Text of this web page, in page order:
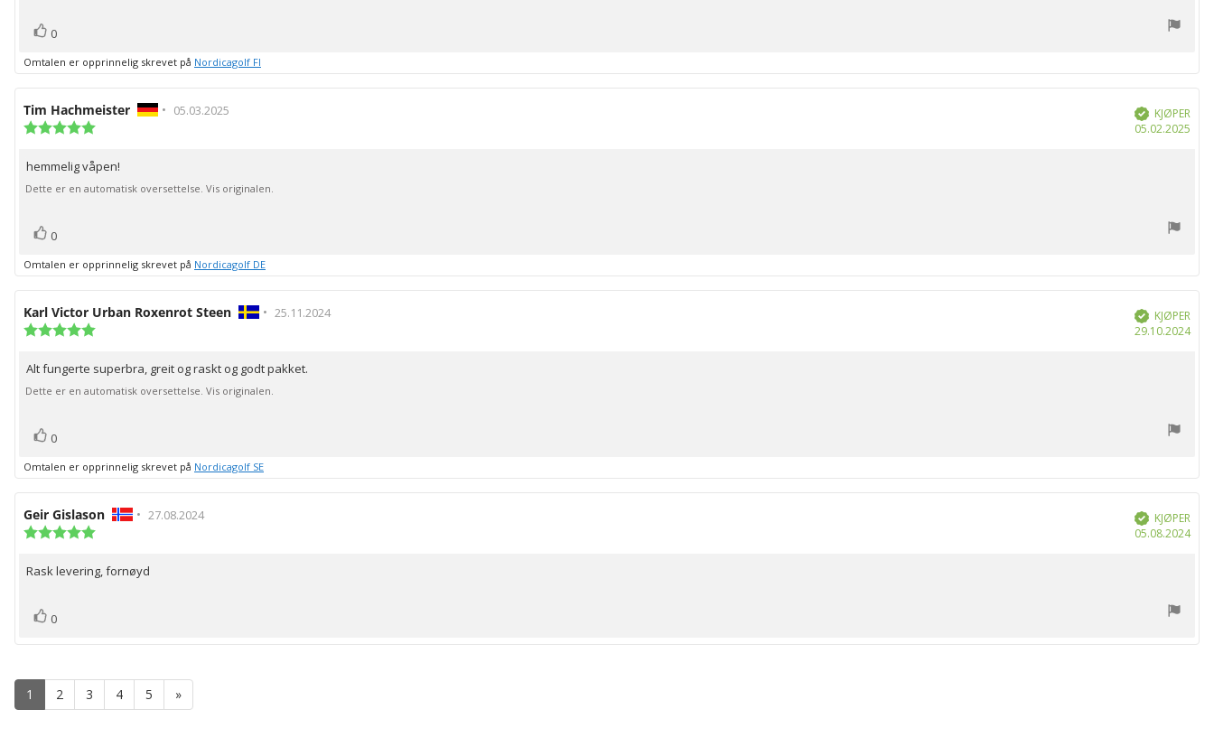
Liker
0
Omtalen er opprinnelig skrevet på Nordicagolf FI
Forfatter:
Tim Hachmeister • Omtaledato:
05.03.2025
5
mulige
Verifisert
KJØPER
05.02.2025
Omtaletekst:
hemmelig våpen!
Dette er en automatisk oversettelse. Vis originalen.
Liker
0
Omtalen er opprinnelig skrevet på Nordicagolf DE
Forfatter:
Karl Victor Urban Roxenrot Steen • Omtaledato:
25.11.2024
5
mulige
Verifisert
KJØPER
29.10.2024
Omtaletekst:
Alt fungerte superbra, greit og raskt og godt pakket.
Dette er en automatisk oversettelse. Vis originalen.
Liker
0
Omtalen er opprinnelig skrevet på Nordicagolf SE
Forfatter:
Geir Gislason • Omtaledato:
27.08.2024
5
Verifisert
KJØPER
05.08.2024
Omtaletekst:
Rask levering, fornøyd
Liker
0
1 2 3 4 5 »